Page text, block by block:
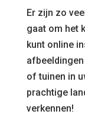
Er zijn zo
gaat om het
kunt online
of tuinen in
prachtige
verkennen!